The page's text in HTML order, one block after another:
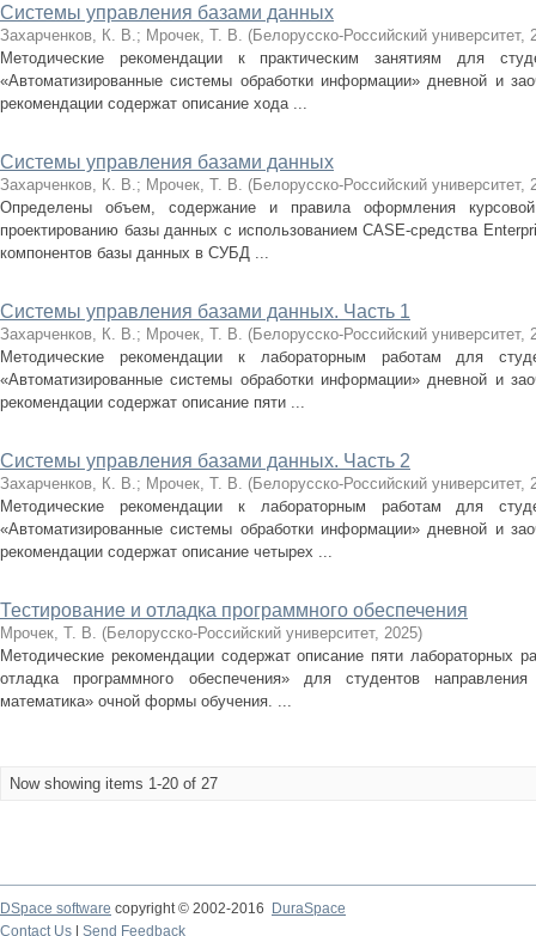
Системы управления базами данных
Захарченков, К. В.; Мрочек, Т. В. (Белорусско-Российский университет,
Методические рекомендации к практическим занятиям для
«Автоматизированные системы обработки информации» дневной и
рекомендации содержат описание хода ...
Системы управления базами данных
Захарченков, К. В.; Мрочек, Т. В. (Белорусско-Российский университет,
Определены объем, содержание и правила оформления
проектированию базы данных с использованием CASE-средства
компонентов базы данных в СУБД ...
Системы управления базами данных. Часть 1
Захарченков, К. В.; Мрочек, Т. В. (Белорусско-Российский университет,
Методические рекомендации к лабораторным работам для
«Автоматизированные системы обработки информации» дневной и
рекомендации содержат описание пяти ...
Системы управления базами данных. Часть 2
Захарченков, К. В.; Мрочек, Т. В. (Белорусско-Российский университет,
Методические рекомендации к лабораторным работам для
«Автоматизированные системы обработки информации» дневной и
рекомендации содержат описание четырех ...
Тестирование и отладка программного обеспечения
Мрочек, Т. В. (Белорусско-Российский университет, 2025)
Методические рекомендации содержат описание пяти лабораторных
отладка программного обеспечения» для студентов
математика» очной формы обучения. ...
Now showing items 1-20 of 27
DSpace software copyright © 2002-2016
DuraSpace
Contact Us
Send Feedback